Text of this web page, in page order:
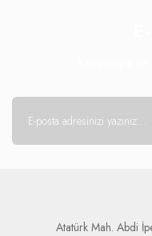
Atatürk Mah. Abdi